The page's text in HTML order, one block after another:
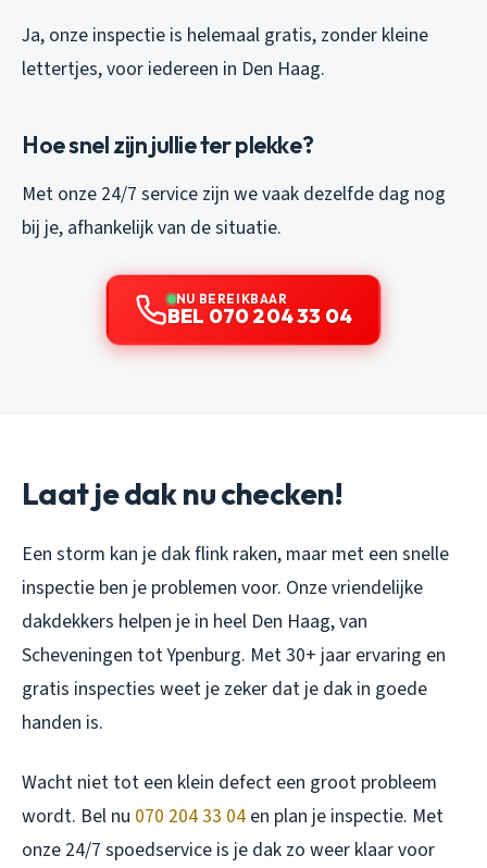
Ja, onze inspectie is helemaal gratis, zonder kleine
lettertjes, voor iedereen in Den Haag.
Hoe snel zijn jullie ter plekke?
Met onze 24/7 service zijn we vaak dezelfde dag nog
bij je, afhankelijk van de situatie.
NU BEREIKBAAR
BEL 070 204 33 04
Laat je dak nu checken!
Een storm kan je dak flink raken, maar met een snelle
inspectie ben je problemen voor. Onze vriendelijke
dakdekkers helpen je in heel Den Haag, van
Scheveningen tot Ypenburg. Met 30+ jaar ervaring en
gratis inspecties weet je zeker dat je dak in goede
handen is.
Wacht niet tot een klein defect een groot probleem
wordt. Bel nu 070 204 33 04 en plan je inspectie. Met
onze 24/7 spoedservice is je dak zo weer klaar voor